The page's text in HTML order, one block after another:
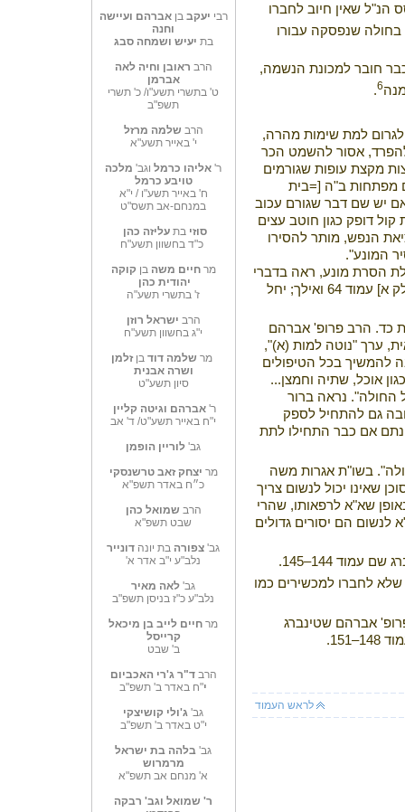
הנ"ל שאין חיוב לחברו
בחולה שנפסקה עבורו
חובר למכונת הנשמה,
6
.
לגרום למת שימות מהרה,
להפרד, אסור להשמט הכר
מקצת עופות שגורמים
מפתחות ב"ה [=בית
יש שם דבר שגורם עכוב
קול דופק כגון חוטב עצים
הנפש, מותר להסירו
המונע".
הסרת מונע, ראה בדברי
הגרז"נ גולדברג בעמק הלכה-אסיא [חלק א] עמוד 64 ואילך; יחל
כד. הרב פרופ' אברהם
ערך "נוטה למות (א)",
חובה להמשיך בכל הטיפולים
אוכל, שתיה וחמצן...
החולה". נראה ברור
גם להתחיל לספק
אם כבר התחילו לתת
בשו"ת אגרות משה
שאינו יכול לנשום צריך
שא"א לרפאותו, שהרי
לנשום הם יסורים גדולים
144–145.
לחברו למכשירים כמו
אברהם שטינברג
לראש העמוד
רבי יעקבבןאברהם ועיישה
וחנה
בת יעיש ושמחה סבג
הרב ראובן וחיה לאה
אברמן
ט' בתשרי תשע"ו/ כ' תשרי
תשפ"ב
הרב שלמה מרזל
י' באייר תשע"א
ר' אליהו כרמל וגב' מלכה
טויבע כרמל
ח' באייר תשע"ו / י"א
במנחם-אב תשס"ט
סוזי בתעליזה כהן
כ"ד בחשוון תשע"ח
מרחיים משה בן קוקה
יהודית כהן
ז' בתשרי תשע"ה
הרב ישראל רוזן
י"ג בחשוון תשע"ח
מר שלמה דוד בן זלמן
ושרה אבנית
סיון תשע"ט
ר' אברהם וגיטה קליין
י"ח באייר תשע"ט/ ד' אב
גב' לוריין הופמן
מר יצחק זאב טרשנסקי
כ״ח באדר תשפ"א
הרב שמואל כהן
שבט תשפ"א
גב' צפורה בת יונה דונייר
נלב"ע י"ב אדר א'
גב' לאה מאיר
נלב"ע כ"ז בניסן תשפ"ב
מר חיים לייב בן מיכאל
קרייסל
ב' שבט
הרב ד"ר ג'רי האכביום
י"ח באדר ב' תשפ"ב
גב' ג'ולי קושיצקי
י"ט באדר ב' תשפ"ב
גב' בלהה בת ישראל
מרמרוש
א' מנחם אב תשפ"א
ר' שמואל וגב' רבקה